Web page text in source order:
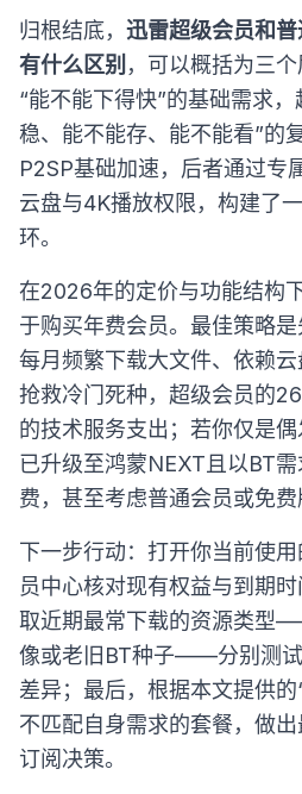
归根结底， 迅雷超级会员和
有什么区别 ，可以概括为三
“能不能下得快”的基础需求
稳、能不能存、能不能看”的
P2SP基础加速，后者通过专
云盘与4K播放权限，构建了
环。
在2026年的定价与功能结构
于购买年费会员。最佳策略
每月频繁下载大文件、依赖
抢救冷门死种，超级会员的
的技术服务支出；若你仅是
已升级至鸿蒙NEXT且以BT
费，甚至考虑普通会员或免费
下一步行动：打开你当前使
员中心核对现有权益与到期
取近期最常下载的资源类型
像或老旧BT种子——分别测
差异；最后，根据本文提供
不匹配自身需求的套餐，做
订阅决策。